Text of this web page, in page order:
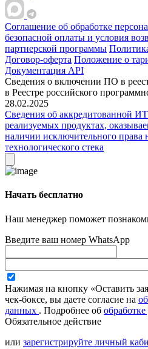
Соглашение об обработке
безопасной оплаты и условия
партнерской программы
Договор-оферта Положение о
Документация API
Сведения о включении ПО в
в Реестре российского
28.02.2025
Сведения об аккредитованной
реализуемых продуктах,
наличии исключительного права
технологического стека
Начать бесплатно
Наш менеджер поможет
Введите ваш номер WhatsApp
Нажимая на кнопку «Оставить
чек-боксе, вы даете согласие на
данных . Подробнее об
Обязательное действие
или зарегистрируйте личный